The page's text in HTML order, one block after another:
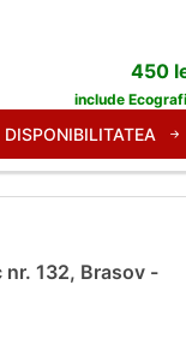
450
include
DISPONIBILITATEA
nr. 132, Brasov -